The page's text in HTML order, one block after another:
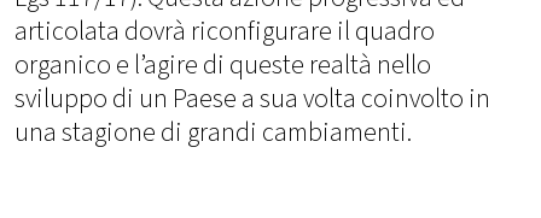
articolata dovrà riconfigurare il quadro
organico e l’agire di queste realtà nello
sviluppo di un Paese a sua volta coinvolto in
una stagione di grandi cambiamenti.